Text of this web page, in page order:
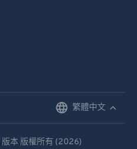
繁體中文
本 版權所有 (2026)